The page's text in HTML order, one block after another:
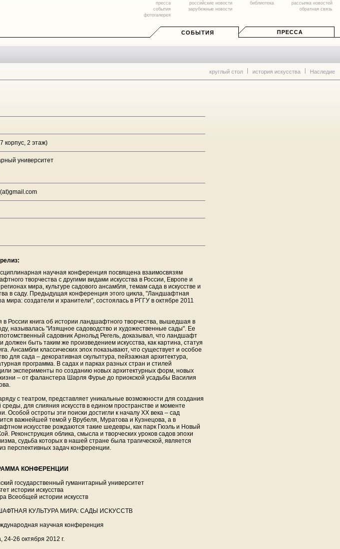
пресса
события
фотогалерея
российские новости
зарубежные новости
библиотека
рассылка новостей
обратная связь
СОБЫТИЯ ПРЕССА
круглый стол история искусства Наследие
корпус, 2 этаж)
университет
научная конференция посвящена взаимосвязям
творчества с другими видами искусства в России, Европе и
регионах мира, культуре садового ансамбля, темам сада в искусстве и
в саду. Предыдущая конференция этого цикла, "Ландшафтная
мира: создатели и хранители", состоялась в РГГУ в октябре 2011
в России книга об истории ландшафтного творчества, вышедшая в
называлась "Изящное садоводство и художественные сады". Ее
садовник Арнольд Регель, доказывал, что ландшафт
должен быть таким же произведением искусства, как картина, статуя
Ансамбли классических эпох показывают, что существует и особое
для сада – декоративная скульптура, пейзажная архитектура,
программа. В садах и парках разных стран и стилей
эксперименты по созданию новых архитектурных форм, новых
– от фаланстера Шарля Фурье до приокской усадьбы Василия
с театром, представляет уникальные возможности для создания
среды, для слияния искусств в едином пространстве и моменте
Особой остроты эти поиски достигли к началу ХХ века – сад
важнейшей темой у Врубеля, Муратова и Кузнецова, а в
искусстве рождаются такие шедевры, как парк Гюэль и Новый
Реконструкция облика, смысла и творческих уроков садов эпохи
судьба которых в нашей стране была трагической, является
перспективных задач конференции.
КОНФЕРЕНЦИИ
государственный гуманитарный университет
истории искусства
Всеобщей истории искусств
КУЛЬТУРА МИРА: САДЫ ИСКУССТВ
научная конференция
24-26 октября 2012 г.